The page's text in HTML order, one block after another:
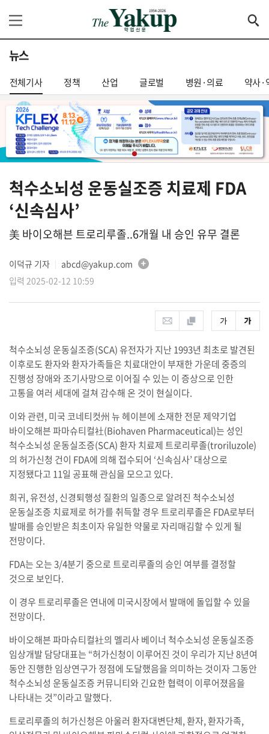
뉴스
전체기사 정책 산업 글로벌 병원·의료 약사·
척수소뇌성 운동실조증 치료제 FDA
‘신속심사’
美 바이오해븐 트로리루졸..6개월 내 승인 유무 결론
이덕규 기자
abcd@yakup.com
입력 2025-02-12 10:59
척수소뇌성 운동실조증(SCA) 유전자가 지난 1993년 최초로 발견된
이후로도 환자와 환자가족들은 치료대안이 부재한 가운데 중증의
진행성 장애와 조기사망으로 이어질 수 있는 이 증상으로 인한
고통을 여러 세대에 걸쳐 감수해 온 것이 현실이다.
이와 관련, 미국 코네티컷州 뉴 헤이븐에 소재한 전문 제약기업
바이오해븐 파마슈티컬社(Biohaven Pharmaceutical)는 성인
척수소뇌성 운동실조증(SCA) 환자 치료제 트로리루졸(troriluzole)
의 허가신청 건이 FDA에 의해 접수되어 ‘신속심사’ 대상으로
지정됐다고 11일 공표해 관심을 모으고 있다.
희귀, 유전성, 신경퇴행성 질환의 일종으로 알려진 척수소뇌성
운동실조증 치료제로 허가를 취득할 경우 트로리루졸은 FDA로부터
발매를 승인받은 최초이자 유일한 약물로 자리매김할 수 있게 될
전망이다.
FDA는 오는 3/4분기 중으로 트로리루졸의 승인 여부를 결정할
것으로 보인다.
이 경우 트로리루졸은 연내에 미국시장에서 발매에 돌입할 수 있을
전망이다.
바이오해븐 파마슈티컬社의 멜리사 베이너 척수소뇌성 운동실조증
임상개발 담당대표는 “허가신청이 이루어진 것이 우리가 지난 8년여
동안 진행한 임상연구가 정점에 도달했음을 의미하는 것이자 그동안
척수소뇌성 운동실조증 커뮤니티와 긴요한 협력이 이루어졌음을
나타내는 것”이라고 말했다.
트로리루졸의 허가신청은 아울러 환자대변단체, 환자, 환자가족,